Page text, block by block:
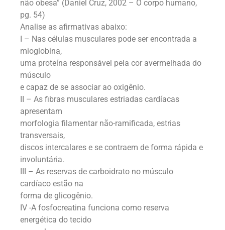
não obesa” (Daniel Cruz, 2002 – O corpo humano,
pg. 54)
Analise as afirmativas abaixo:
I – Nas células musculares pode ser encontrada a
mioglobina,
uma proteína responsável pela cor avermelhada do
músculo
e capaz de se associar ao oxigênio.
II – As fibras musculares estriadas cardíacas
apresentam
morfologia filamentar não-ramificada, estrias
transversais,
discos intercalares e se contraem de forma rápida e
involuntária.
III – As reservas de carboidrato no músculo
cardíaco estão na
forma de glicogênio.
IV -A fosfocreatina funciona como reserva
energética do tecido